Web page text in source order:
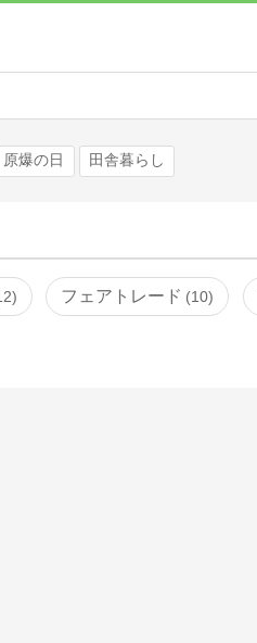
原爆の日 田舎暮らし
フェアトレード 10